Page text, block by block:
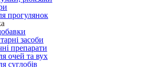
прогулянок
засоби
препарати
очей та вух
суглобів